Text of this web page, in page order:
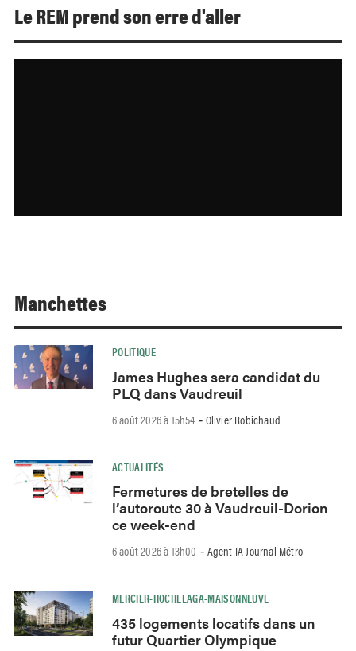
Le REM prend son erre d'aller
Manchettes
POLITIQUE
James Hughes sera candidat du
PLQ dans Vaudreuil
6 août 2026 à 15h54 - Olivier Robichaud
ACTUALITÉS
Fermetures de bretelles de
l’autoroute 30 à Vaudreuil-Dorion
ce week-end
6 août 2026 à 13h00 - Agent IA Journal Métro
MERCIER-HOCHELAGA-MAISONNEUVE
435 logements locatifs dans un
futur Quartier Olympique